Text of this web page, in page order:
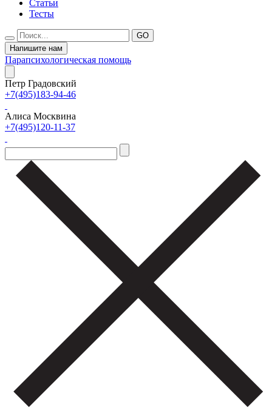
Статьи
Тесты
Напишите нам
Парапсихологическая помощь
Петр Градовский
+7(495)183-94-46
Алиса Москвина
+7(495)120-11-37